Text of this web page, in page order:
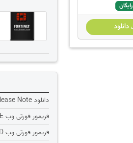
رایگان
دانلود
دانلود Release Note فریمور فورتی وب ورژن 7.4.13
فریمور فورتی وب FWB-600E ورژن 7.4.13
فریمور فورتی وب FWB-600D ورژن 7.4.13